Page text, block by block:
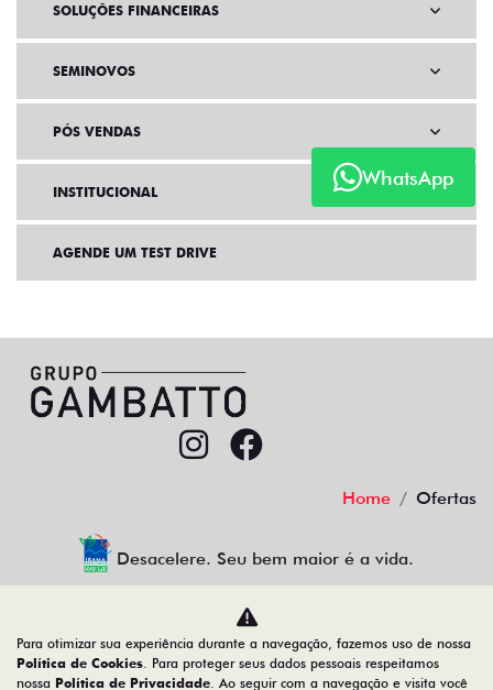
WhatsApp
SOLUÇÕES FINANCEIRAS
SEMINOVOS
PÓS VENDAS
INSTITUCIONAL
AGENDE UM TEST DRIVE
Home Ofertas
Desacelere. Seu bem maior é a vida.
GAMBATTO SUL VEICULOS LTDA
Para otimizar sua experiência durante a navegação, fazemos uso de nossa
Política de Cookies. Para proteger seus dados pessoais respeitamos
nossa Política de Privacidade. Ao seguir com a navegação e visita você